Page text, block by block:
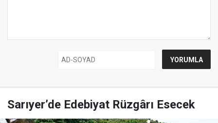
Sarıyer’de Edebiyat Rüzgârı Esecek